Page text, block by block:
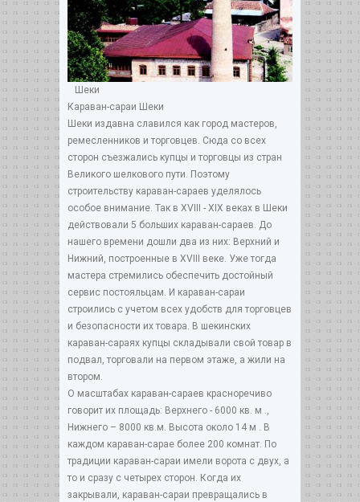
Шеки
Караван-сараи Шеки
Шеки издавна славился как город мастеров,
ремесленников и торговцев. Сюда со всех
сторон съезжались купцы и торговцы из стран
Великого шелкового пути. Поэтому
строительству караван-сараев уделялось
особое внимание. Так в XVIII - XIX веках в Шеки
действовали 5 больших караван-сараев. До
нашего времени дошли два из них: Верхний и
Нижний, построенные в XVIII веке. Уже тогда
мастера стремились обеспечить достойный
сервис постояльцам. И караван-сараи
строились с учетом всех удобств для торговцев
и безопасности их товара. В шекинских
караван-сараях купцы складывали свой товар в
подвал, торговали на первом этаже, а жили на
втором.
О масштабах караван-сараев красноречиво
говорит их площадь: Верхнего - 6000 кв. м .,
Нижнего – 8000 кв.м. Высота около 14 м . В
каждом караван-сарае более 200 комнат. По
традиции караван-сараи имели ворота с двух, а
то и сразу с четырех сторон. Когда их
закрывали, караван-сараи превращались в